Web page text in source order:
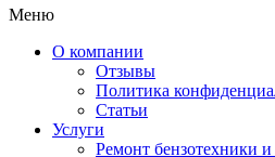
Меню
О компании
Отзывы
Политика
Статьи
Услуги
Ремонт бензотехники